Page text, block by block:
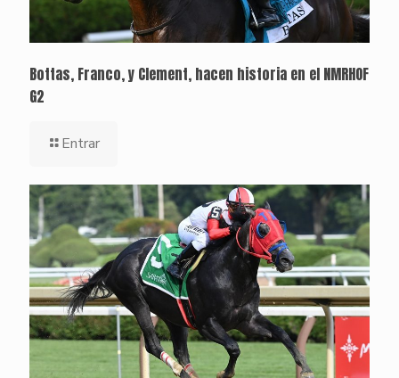
Bottas, Franco, y Clement, hacen historia en el NMRHOF
G2
Entrar